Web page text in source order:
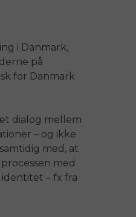
i Danmark,
på
for Danmark
dialog mellem
– og ikke
med, at
med
– fx fra